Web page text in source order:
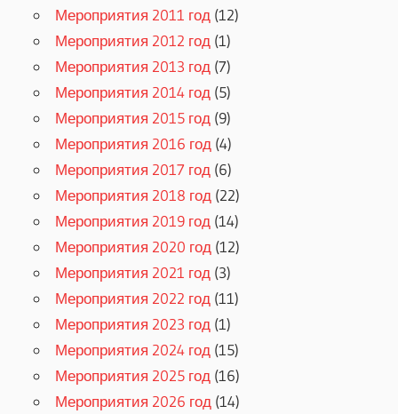
Мероприятия 2011 год (12)
Мероприятия 2012 год (1)
Мероприятия 2013 год (7)
Мероприятия 2014 год (5)
Мероприятия 2015 год (9)
Мероприятия 2016 год (4)
Мероприятия 2017 год (6)
Мероприятия 2018 год (22)
Мероприятия 2019 год (14)
Мероприятия 2020 год (12)
Мероприятия 2021 год (3)
Мероприятия 2022 год (11)
Мероприятия 2023 год (1)
Мероприятия 2024 год (15)
Мероприятия 2025 год (16)
Мероприятия 2026 год (14)